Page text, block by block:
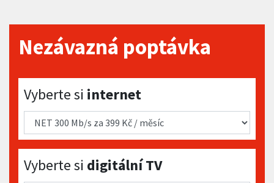
Nezávazná poptávka
Vyberte si internet
Vyberte si internet
Vyberte si digitální TV
Vyberte si digitální TV